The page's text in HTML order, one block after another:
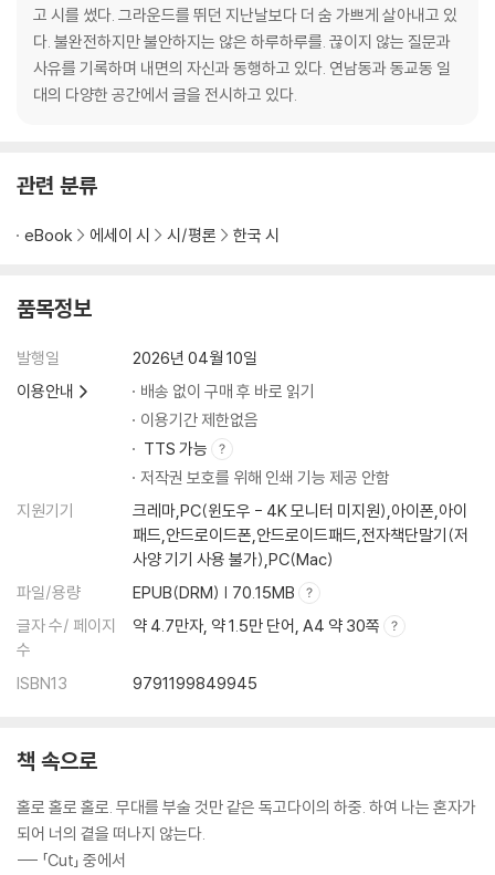
부록
Cut 1—13
Cut 1—14
부록
Cut 1—17
Cut 1—18
Cut 1—19
Cut 1—22
Cut 1—23
Cut 1—24
Cut 1—27
부록
Cut 1—30
Cut 1—31
Cut 1—32
Cut 1—35
Cut 1—36
Cut 1—37
Cut 1—38
고 시를 썼다. 그라운드를 뛰던 지난날보다 더 숨 가쁘게 살아내고 있
다. 불완전하지만 불안하지는 않은 하루하루를. 끊이지 않는 질문과
사유를 기록하며 내면의 자신과 동행하고 있다. 연남동과 동교동 일
대의 다양한 공간에서 글을 전시하고 있다.
관련 분류
eBook 에세이 시 시/평론 한국 시
품목정보
발행일
2026년 04월 10일
이용안내
배송 없이 구매 후 바로 읽기
이용기간 제한없음
TTS 가능
저작권 보호를 위해 인쇄 기능 제공 안함
지원기기
크레마,PC(윈도우 - 4K 모니터 미지원),아이폰,아이
패드,안드로이드폰,안드로이드패드,전자책단말기(저
사양 기기 사용 불가),PC(Mac)
파일/용량
EPUB(DRM) | 70.15MB
글자 수/ 페이지
수
약 4.7만자, 약 1.5만 단어, A4 약 30쪽
ISBN13 9791199849945
책 속으로
홀로 홀로 홀로. 무대를 부술 것만 같은 독고다이의 하중. 하여 나는 혼자가
되어 너의 곁을 떠나지 않는다.
--- 「Cut」 중에서